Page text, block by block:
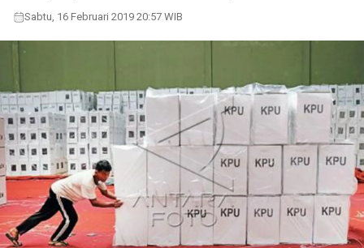
Sabtu, 16 Februari 2019 20:57 WIB